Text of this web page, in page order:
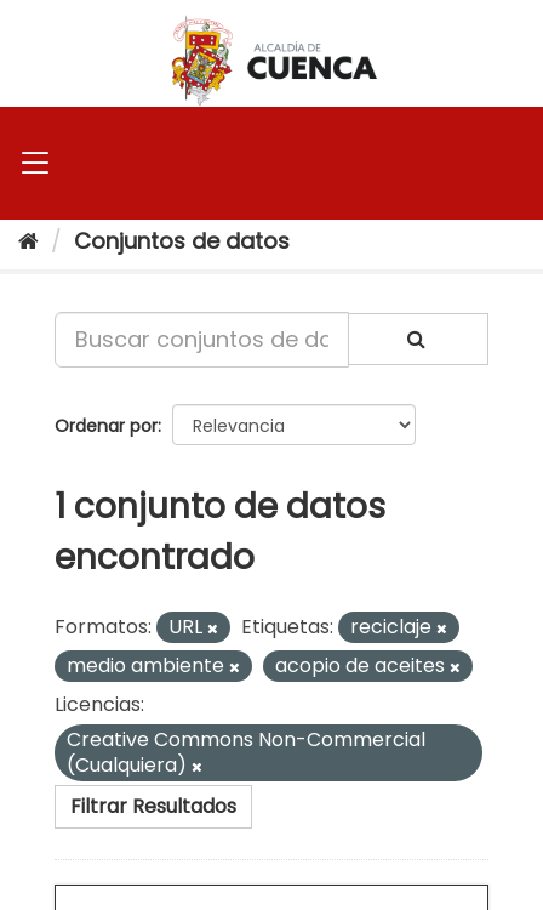
Conjuntos de datos
Ordenar por
1 conjunto de datos
encontrado
Formatos: URL Etiquetas:
reciclaje
medio ambiente
acopio de aceites
Licencias:
Creative Commons Non-Commercial
(Cualquiera)
Filtrar Resultados